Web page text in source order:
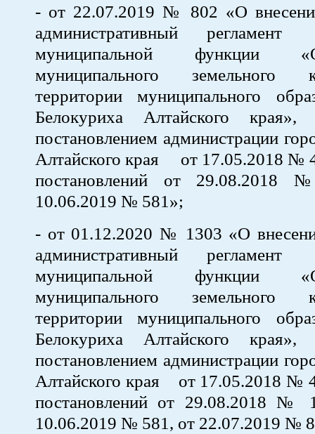
- от 22.07.2019 № 802 «О
административный
муниципальной функции
муниципального земельного
территории муниципального
Белокуриха Алтайского края»,
постановлением администрации
Алтайского края от 17.05.2018 №
постановлений от
10.06.2019 № 581»;
- от 01.12.2020 № 1303 «О
административный
муниципальной функции
муниципального земельного
территории муниципального
Белокуриха Алтайского края»,
постановлением администрации
Алтайского края от 17.05.2018 №
постановлений от
10.06.2019 № 581, от 22.07.2019 №